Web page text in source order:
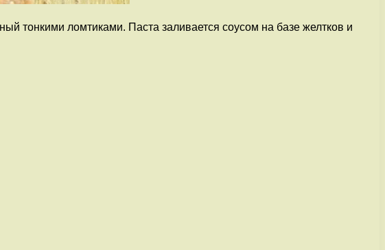
тонкими ломтиками. Паста заливается соусом на базе желтков и